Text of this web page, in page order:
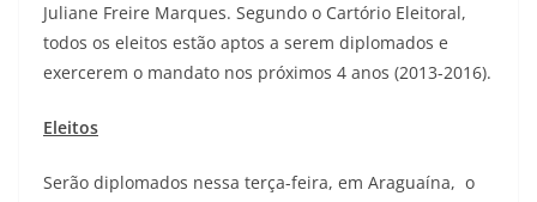
Juliane Freire Marques. Segundo o Cartório Eleitoral,
todos os eleitos estão aptos a serem diplomados e
exercerem o mandato nos próximos 4 anos (2013-2016).
Eleitos
Serão diplomados nessa terça-feira, em Araguaína, o